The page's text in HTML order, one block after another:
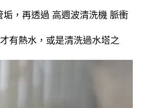
，再透過 高週波清洗機 脈衝
有熱水，或是清洗過水塔之